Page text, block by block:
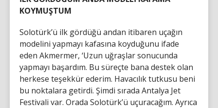
KOYMUŞTUM
Solotürk’ü ilk gördüğü andan itibaren uçağın
modelini yapmayı kafasına koyduğunu ifade
eden Akmermer, ‘Uzun uğraşlar sonucunda
yapmayı başardım. Bu süreçte bana destek olan
herkese teşekkür ederim. Havacılık tutkusu beni
bu noktalara getirdi. Şimdi sırada Antalya Jet
Festivali var. Orada Solotürk’ü uçuracağım. Ayrıca